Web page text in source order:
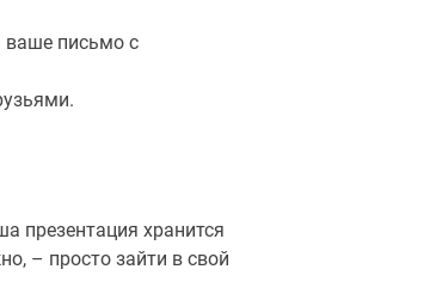
ваше письмо с
презентация хранится
– просто зайти в свой